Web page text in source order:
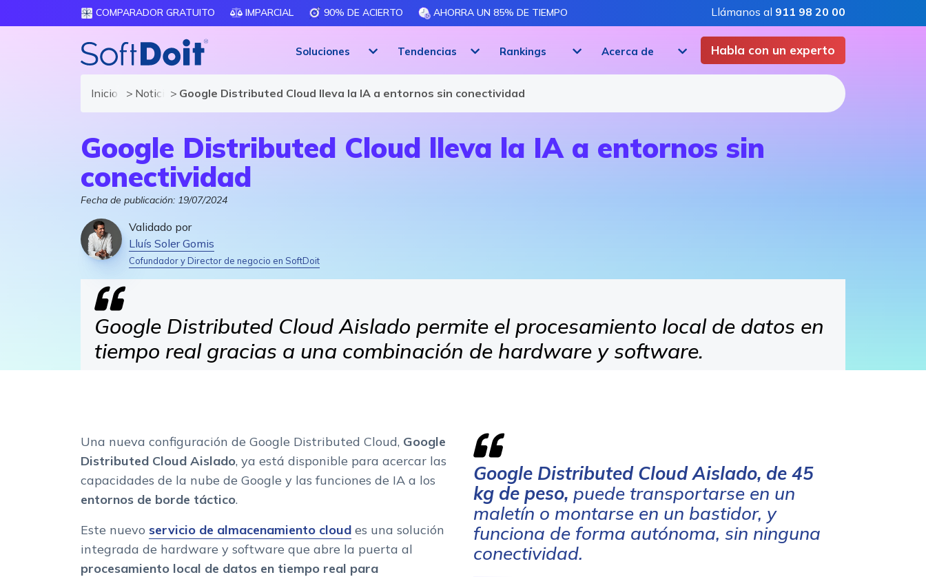
COMPARADOR GRATUITO IMPARCIAL 90% DE ACIERTO AHORRA UN 85% DE TIEMPO Llámanos al 911 98 20 00
Habla con un experto
Soluciones Tendencias Rankings Acerca de
Inicio Noticias de software y TIC
Google Distributed Cloud lleva la IA a entornos sin conectividad
Google Distributed Cloud lleva la IA a entornos sin
conectividad
Fecha de publicación: 19/07/2024
Validado por
Lluís Soler Gomis
Cofundador y Director de negocio en SoftDoit
Google Distributed Cloud Aislado permite el procesamiento local de datos en
tiempo real gracias a una combinación de hardware y software.
Una nueva configuración de Google Distributed Cloud, Google
Distributed Cloud Aislado, ya está disponible para acercar las
capacidades de la nube de Google y las funciones de IA a los
entornos de borde táctico.
Este nuevo servicio de almacenamiento cloud es una solución
integrada de hardware y software que abre la puerta al
procesamiento local de datos en tiempo real para
Google Distributed Cloud Aislado, de 45
kg de peso, puede transportarse en un
maletín o montarse en un bastidor, y
funciona de forma autónoma, sin ninguna
conectividad.